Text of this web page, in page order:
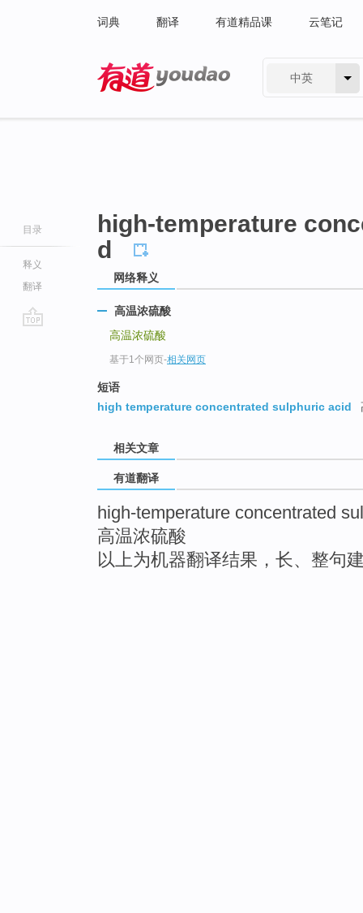
词典 翻译 有道精品课 云笔记
中英
目录
释义
翻译
high-temperature
d
网络释义
高温浓硫酸
高温浓硫酸
基于1个网页-相关网页
短语
high temperature concentrated sulphuric acid
相关文章
有道翻译
high-temperature concentrated
高温浓硫酸
以上为机器翻译结果，长、整句